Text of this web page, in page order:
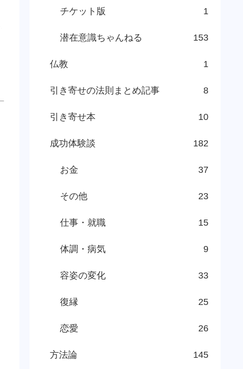
チケット版 1
潜在意識ちゃんねる 153
仏教 1
引き寄せの法則まとめ記事 8
引き寄せ本 10
成功体験談 182
お金 37
その他 23
仕事・就職 15
体調・病気 9
容姿の変化 33
復縁 25
恋愛 26
方法論 145